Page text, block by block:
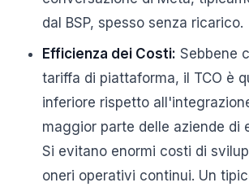
dal BSP, spesso senza ricarico.
Efficienza dei Costi: Sebbene
tariffa di piattaforma, il TCO è
inferiore rispetto
maggior parte delle aziende di
Si evitano enormi costi di
oneri operativi continui. Un